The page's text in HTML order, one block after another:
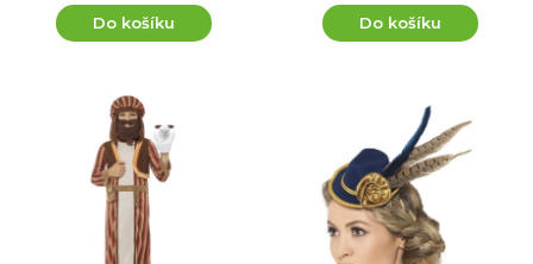
Do košíku Do košíku